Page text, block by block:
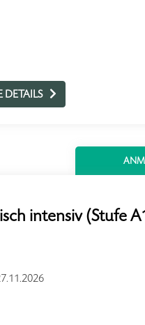
DETAILS
intensiv (Stufe